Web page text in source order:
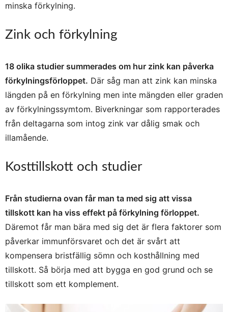
minska förkylning.
Zink och förkylning
18 olika studier summerades om hur zink kan påverka
förkylningsförloppet. Där såg man att zink kan minska
längden på en förkylning men inte mängden eller graden
av förkylningssymtom. Biverkningar som rapporterades
från deltagarna som intog zink var dålig smak och
illamående.
Kosttillskott och studier
Från studierna ovan får man ta med sig att vissa
tillskott kan ha viss effekt på förkylning förloppet.
Däremot får man bära med sig det är flera faktorer som
påverkar immunförsvaret och det är svårt att
kompensera bristfällig sömn och kosthållning med
tillskott. Så börja med att bygga en god grund och se
tillskott som ett komplement.